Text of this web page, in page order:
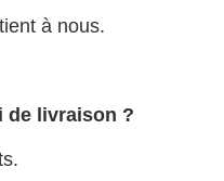
à nous.
de livraison ?